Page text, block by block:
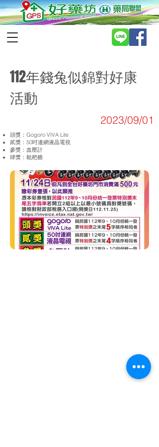
112年錢兔似錦對好康
活動
2023/09/01
頭獎：Gogoro VIVA Lite
貮獎：50吋連網液晶電視
參獎：血壓計
肆獎：枇杷糖